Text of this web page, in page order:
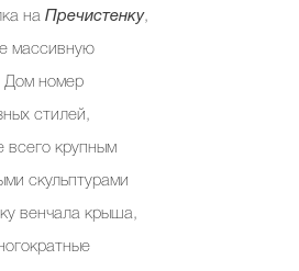
на Пречистенку,
массивную
Дом номер
стилей,
всего крупным
скульптурами
венчала крыша,